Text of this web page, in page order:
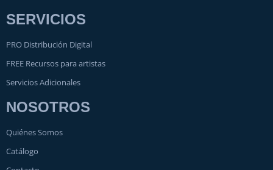
SERVICIOS
PRO Distribución Digital
FREE Recursos para artistas
Servicios Adicionales
NOSOTROS
Quiénes Somos
Catálogo